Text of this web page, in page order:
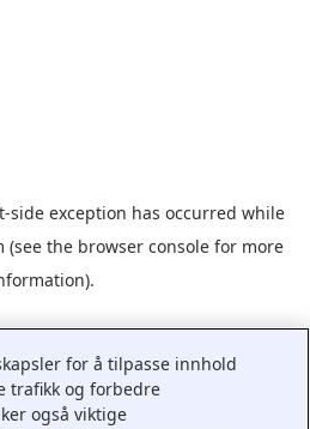
-side exception has occurred while
(see the browser consolefor more
for å tilpasse innhold
trafikk og forbedre
også viktige